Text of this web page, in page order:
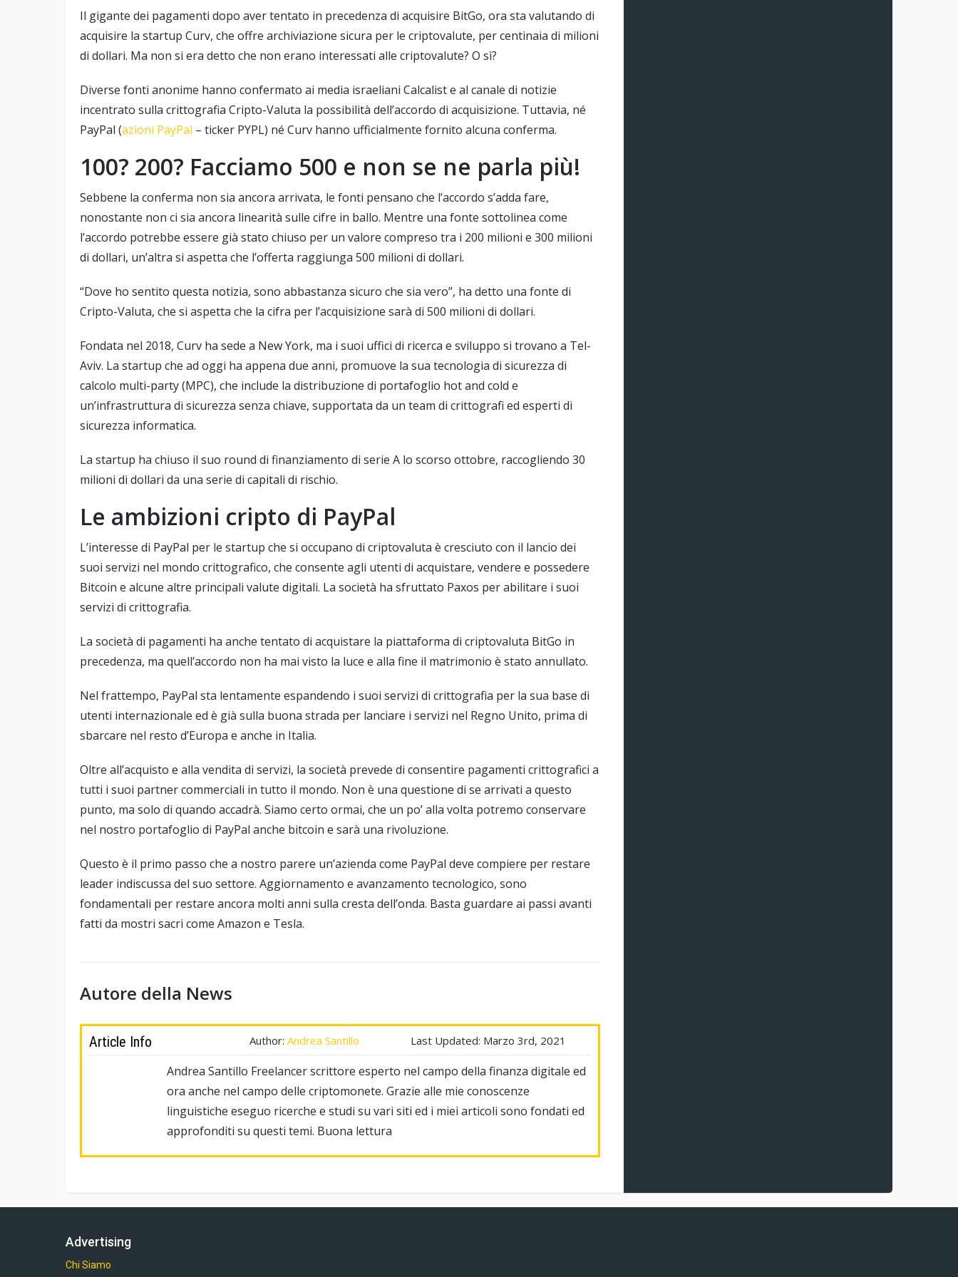
Il gigante dei pagamenti dopo aver tentato in precedenza di acquisire BitGo, ora sta valutando di
acquisire la startup Curv, che offre archiviazione sicura per le criptovalute, per centinaia di milioni
di dollari. Ma non si era detto che non erano interessati alle criptovalute? O sì?
Diverse fonti anonime hanno confermato ai media israeliani Calcalist e al canale di notizie
incentrato sulla crittografia Cripto-Valuta la possibilità dell’accordo di acquisizione. Tuttavia, né
PayPal (azioni PayPal – ticker PYPL) né Curv hanno ufficialmente fornito alcuna conferma.
100? 200? Facciamo 500 e non se ne parla più!
Sebbene la conferma non sia ancora arrivata, le fonti pensano che l’accordo s’adda fare,
nonostante non ci sia ancora linearità sulle cifre in ballo. Mentre una fonte sottolinea come
l’accordo potrebbe essere già stato chiuso per un valore compreso tra i 200 milioni e 300 milioni
di dollari, un’altra si aspetta che l’offerta raggiunga 500 milioni di dollari.
“Dove ho sentito questa notizia, sono abbastanza sicuro che sia vero”, ha detto una fonte di
Cripto-Valuta, che si aspetta che la cifra per l’acquisizione sarà di 500 milioni di dollari.
Fondata nel 2018, Curv ha sede a New York, ma i suoi uffici di ricerca e sviluppo si trovano a Tel-
Aviv. La startup che ad oggi ha appena due anni, promuove la sua tecnologia di sicurezza di
calcolo multi-party (MPC), che include la distribuzione di portafoglio hot and cold e
un’infrastruttura di sicurezza senza chiave, supportata da un team di crittografi ed esperti di
sicurezza informatica.
La startup ha chiuso il suo round di finanziamento di serie A lo scorso ottobre, raccogliendo 30
milioni di dollari da una serie di capitali di rischio.
Le ambizioni cripto di PayPal
L’interesse di PayPal per le startup che si occupano di criptovaluta è cresciuto con il lancio dei
suoi servizi nel mondo crittografico, che consente agli utenti di acquistare, vendere e possedere
Bitcoin e alcune altre principali valute digitali. La società ha sfruttato Paxos per abilitare i suoi
servizi di crittografia.
La società di pagamenti ha anche tentato di acquistare la piattaforma di criptovaluta BitGo in
precedenza, ma quell’accordo non ha mai visto la luce e alla fine il matrimonio è stato annullato.
Nel frattempo, PayPal sta lentamente espandendo i suoi servizi di crittografia per la sua base di
utenti internazionale ed è già sulla buona strada per lanciare i servizi nel Regno Unito, prima di
sbarcare nel resto d’Europa e anche in Italia.
Oltre all’acquisto e alla vendita di servizi, la società prevede di consentire pagamenti crittografici a
tutti i suoi partner commerciali in tutto il mondo. Non è una questione di se arrivati a questo
punto, ma solo di quando accadrà. Siamo certo ormai, che un po’ alla volta potremo conservare
nel nostro portafoglio di PayPal anche bitcoin e sarà una rivoluzione.
Questo è il primo passo che a nostro parere un’azienda come PayPal deve compiere per restare
leader indiscussa del suo settore. Aggiornamento e avanzamento tecnologico, sono
fondamentali per restare ancora molti anni sulla cresta dell’onda. Basta guardare ai passi avanti
fatti da mostri sacri come Amazon e Tesla.
Autore della News
Article Info Author:Andrea Santillo Last Updated: Marzo 3rd, 2021
Andrea Santillo Freelancer scrittore esperto nel campo della finanza digitale ed
ora anche nel campo delle criptomonete. Grazie alle mie conoscenze
linguistiche eseguo ricerche e studi su vari siti ed i miei articoli sono fondati ed
approfonditi su questi temi. Buona lettura
Advertising
Chi Siamo